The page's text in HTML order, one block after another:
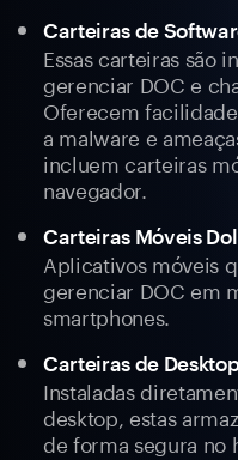
Carteiras de
Essas carteiras são
gerenciar DOC e
Oferecem
a malware e
incluem carteiras
navegador.
Carteiras Móveis
Aplicativos móveis
gerenciar DOC em
smartphones.
Carteiras de
Instaladas
desktop, estas
de forma segura no